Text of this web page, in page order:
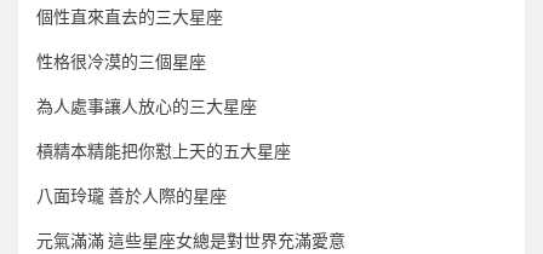
個性直來直去的三大星座
性格很冷漠的三個星座
為人處事讓人放心的三大星座
槓精本精能把你懟上天的五大星座
八面玲瓏 善於人際的星座
元氣滿滿 這些星座女總是對世界充滿愛意